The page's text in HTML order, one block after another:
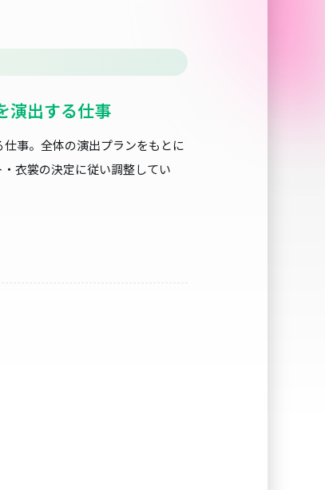
演出する仕事
事。全体の演出プランをもとに
衣裳の決定に従い調整してい